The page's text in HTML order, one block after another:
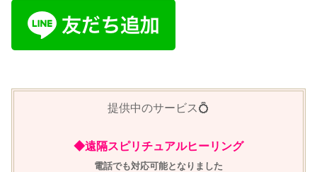
提供中のサービス💍
◆遠隔スピリチュアルヒーリング
電話でも対応可能となりました